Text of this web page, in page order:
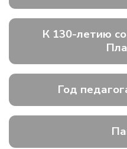
К 130-летию
Год